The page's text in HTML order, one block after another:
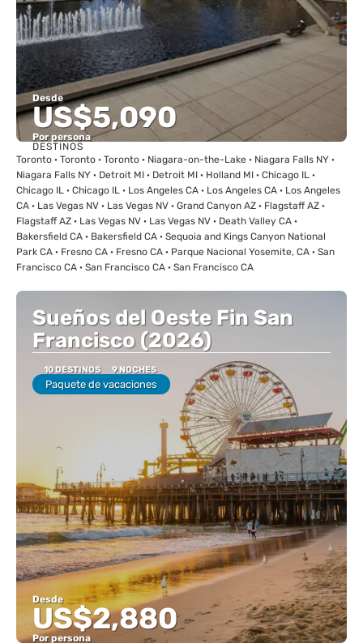
Desde
US$5,090
Por persona
Ver
DESTINOS
Toronto · Toronto · Toronto · Niagara-on-the-Lake · Niagara Falls NY ·
Niagara Falls NY · Detroit MI · Detroit MI · Holland MI · Chicago IL ·
Chicago IL · Chicago IL · Los Angeles CA · Los Angeles CA · Los Angeles
CA · Las Vegas NV · Las Vegas NV · Grand Canyon AZ · Flagstaff AZ ·
Flagstaff AZ · Las Vegas NV · Las Vegas NV · Death Valley CA ·
Bakersfield CA · Bakersfield CA · Sequoia and Kings Canyon National
Park CA · Fresno CA · Fresno CA · Parque Nacional Yosemite, CA · San
Francisco CA · San Francisco CA · San Francisco CA
Sueños del Oeste Fin San
Francisco (2026)
10 DESTINOS 9 NOCHES
Paquete de vacaciones
Desde
US$2,880
Por persona